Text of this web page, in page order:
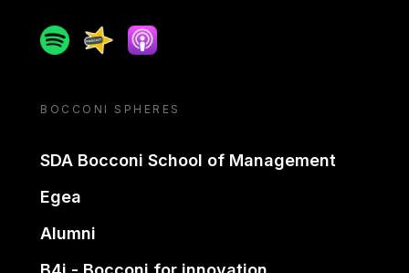
SpotifySpreakerApple podcast
BOCCONI SPHERES
SDA Bocconi School of Management
Egea
Alumni